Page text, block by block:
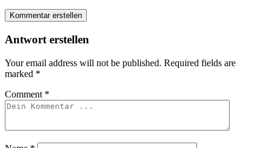
Kommentar erstellen
Antwort erstellen
Your email address will not be published. Required fields are
marked *
Comment *